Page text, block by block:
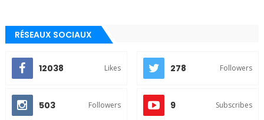
RÉSEAUX SOCIAUX
12038 Likes 278 Followers
503 Followers 9 Subscribes